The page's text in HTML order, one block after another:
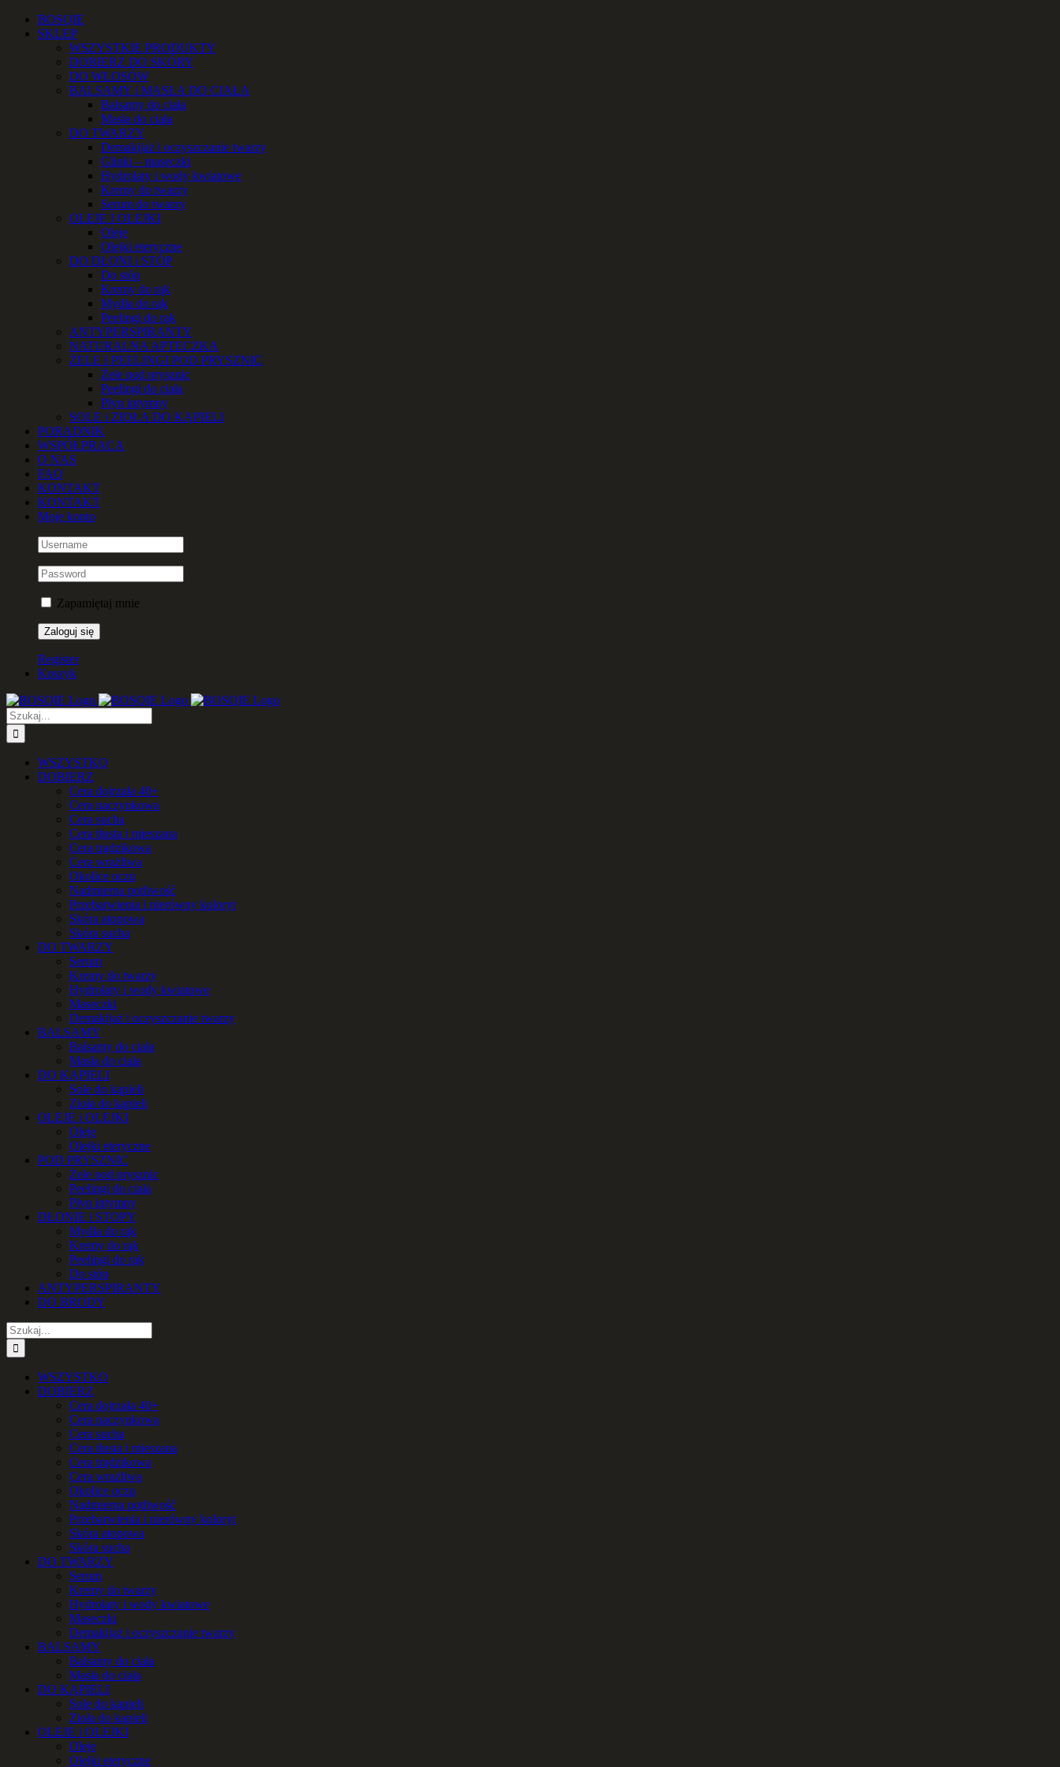
Przejdź
zawartości
Facebook
Instagram
YouTube
Email
TelefonBOSQIE
SKLEP
WSZYSTKIE PRODUKTY
DOBIERZ DO SKÓRY
DO WŁOSÓW
BALSAMY i MASŁA DO CIAŁA
Balsamy do ciała
Masła do ciała
DO TWARZY
Demakijaż i oczyszczanie twarzy
Glinki – maseczki
Hydrolaty i wody kwiatowe
Kremy do twarzy
Serum do twarzy
OLEJE I OLEJKI
Oleje
Olejki eteryczne
DO DŁONI i STÓP
Do stóp
Kremy do rąk
Mydła do rąk
Peelingi do rąk
ANTYPERSPIRANTY
NATURALNA APTECZKA
ŻELE I PEELINGI POD PRYSZNIC
Żele pod prysznic
Peelingi do ciała
Płyn intymny
SOLE i ZIOŁA DO KĄPIELI
PORADNIK
WSPÓŁPRACA
O NAS
FAQ
KONTAKT
KONTAKT
Moje konto
Zapamiętaj mnie
Register
Koszyk
Szukaj
WSZYSTKO
DOBIERZ
Cera dojrzała 40+
Cera naczynkowa
Cera sucha
Cera tłusta i mieszana
Cera trądzikowa
Cera wrażliwa
Okolice oczu
Nadmierna potliwość
Przebarwienia i nierówny koloryt
Skóra atopowa
Skóra sucha
DO TWARZY
Serum
Kremy do twarzy
Hydrolaty i wody kwiatowe
Maseczki
Demakijaż i oczyszczanie twarzy
BALSAMY
Balsamy do ciała
Masła do ciała
DO KĄPIELI
Sole do kąpieli
Zioła do kąpieli
OLEJE i OLEJKI
Oleje
Olejki eteryczne
POD PRYSZNIC
Żele pod prysznic
Peelingi do ciała
Płyn intymny
DŁONIE i STOPY
Mydła do rąk
Kremy do rąk
Peelingi do rąk
Do stóp
ANTYPERSPIRANTY
DO BRODY
Szukaj
WSZYSTKO
DOBIERZ
Cera dojrzała 40+
Cera naczynkowa
Cera sucha
Cera tłusta i mieszana
Cera trądzikowa
Cera wrażliwa
Okolice oczu
Nadmierna potliwość
Przebarwienia i nierówny koloryt
Skóra atopowa
Skóra sucha
DO TWARZY
Serum
Kremy do twarzy
Hydrolaty i wody kwiatowe
Maseczki
Demakijaż i oczyszczanie twarzy
BALSAMY
Balsamy do ciała
Masła do ciała
DO KĄPIELI
Sole do kąpieli
Zioła do kąpieli
OLEJE i OLEJKI
Oleje
Olejki eteryczne